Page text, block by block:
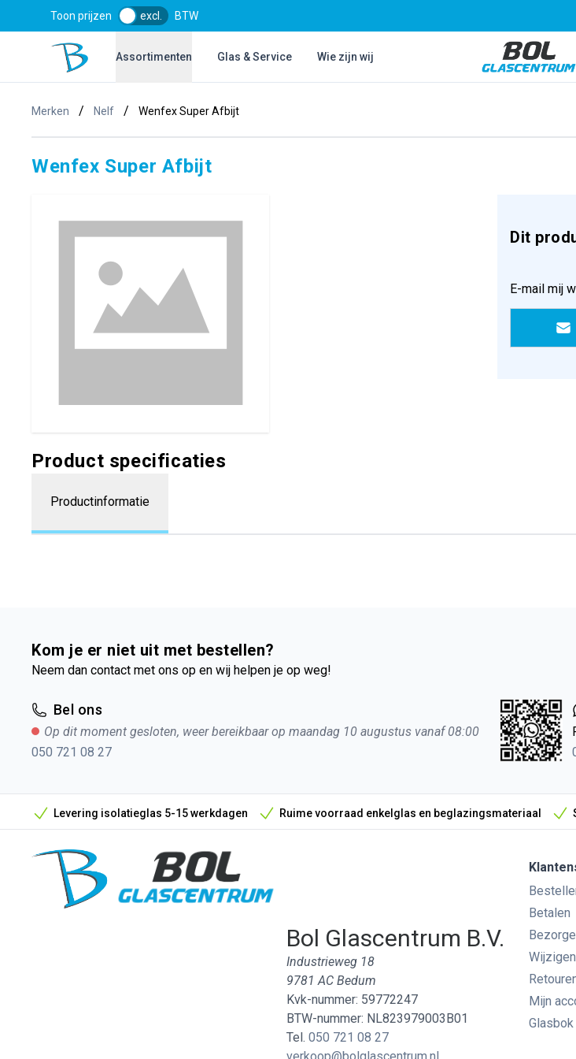
Toon prijzen excl. BTW
Bol Glascentrum B.V.Assortimenten Glas & Service Wie zijn wij
Bol Glascentrum
Merken / Nelf / Wenfex Super Afbijt
Wenfex Super Afbijt
Dit
E-mail mij
Product specificaties
Productinformatie
Kom je er niet uit met bestellen?
Neem dan contact met ons op en wij helpen je op weg!
Bel ons
Op dit moment gesloten, weer bereikbaar op maandag 10 augustus vanaf 08:00
050 721 08 27
Levering isolatieglas 5-15 werkdagen Ruime voorraad enkelglas en beglazingsmateriaal
Bol Glascentrum B.V.
Industrieweg 18
9781 AC Bedum
Kvk-nummer: 59772247
BTW-nummer: NL823979003B01
Tel. 050 721 08 27
Betalen
Mijn